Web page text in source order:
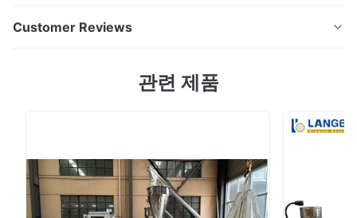
면도 압출기 제품 설명: WPC 압출기 / PVC 벽면 생산 라
의 할 수 있으며 플라스틱 압출을위한 일종의 고효율 장비
됩니다. 정밀 기어 박스, 배기 시스템, 혼합, 더 나은 가소
보조 장비 내에서 혼합 분말에서 PVC 제품을 생산하는 데
적합하며 플라스틱 파이프, 프로파일, 보드, 시트, 과립 등.
압출...
Customer Reviews
Based on 50 reviews recently
100%
0
관련 제품